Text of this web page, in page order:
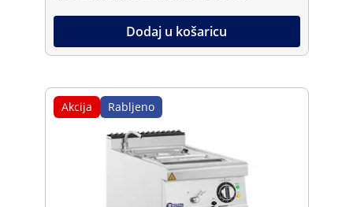
Dodaj u košaricu
Akcija Rabljeno